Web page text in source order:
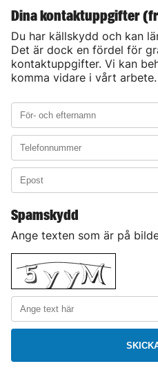
Dina kontaktuppgifter
Du har källskydd och kan
Det är dock en fördel för
kontaktuppgifter. Vi kan
komma vidare i vårt arbete.
Spamskydd
Ange texten som är på